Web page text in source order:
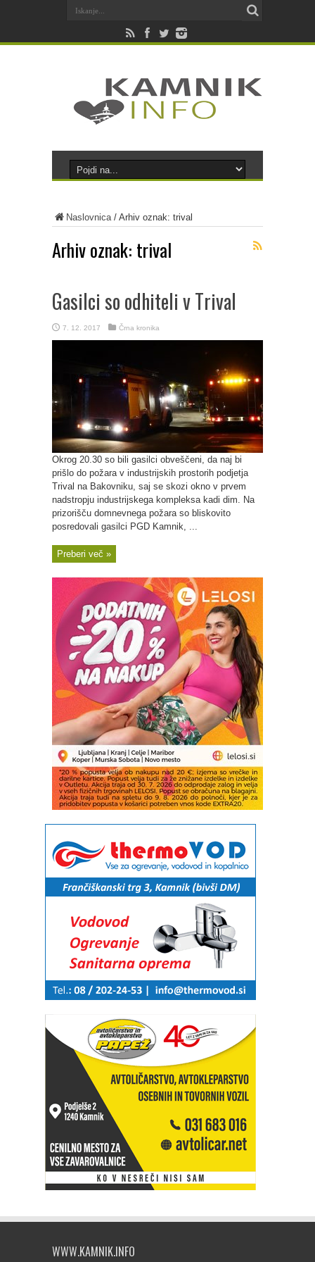
Naslovnica/ Arhiv oznak: trival
Arhiv oznak: trival
Gasilci so odhiteli v Trival
7. 12. 2017 Črna kronika
Okrog 20.30 so bili gasilci obveščeni, da naj bi
prišlo do požara v industrijskih prostorih podjetja
Trival na Bakovniku, saj se skozi okno v prvem
nadstropju industrijskega kompleksa kadi dim. Na
prizorišču domnevnega požara so bliskovito
posredovali gasilci PGD Kamnik, ...
Preberi več »
WWW.KAMNIK.INFO